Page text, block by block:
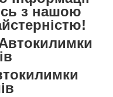
з нашою